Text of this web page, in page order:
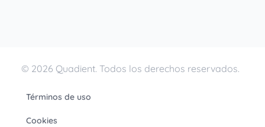
© 2026 Quadient. Todos los derechos reservados.
Términos de uso
Cookies